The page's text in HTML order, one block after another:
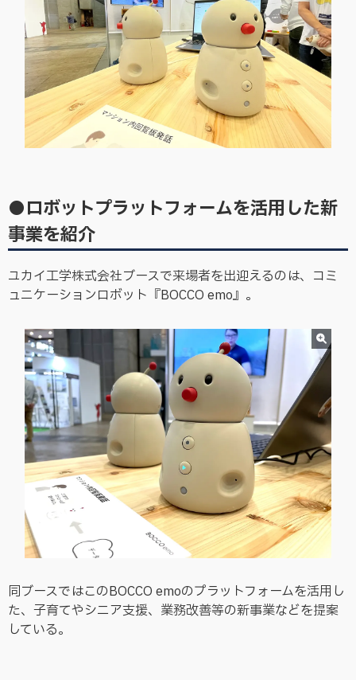
●ロボットプラットフォームを活用した新
事業を紹介
ユカイ工学株式会社ブースで来場者を出迎えるのは、コミ
ュニケーションロボット『BOCCO emo』。
同ブースではこのBOCCO emoのプラットフォームを活用し
た、子育てやシニア支援、業務改善等の新事業などを提案
している。